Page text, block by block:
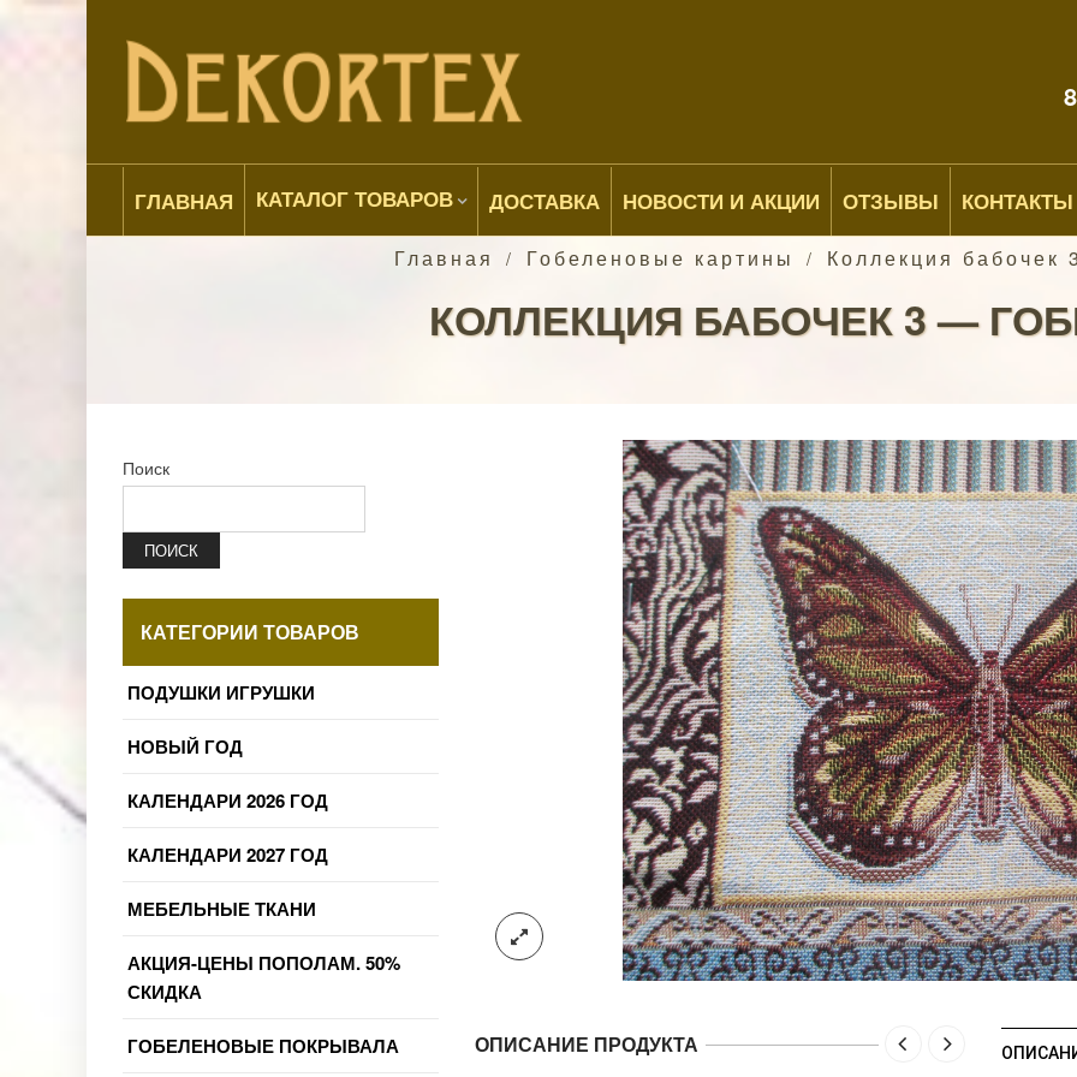
ГЛАВНАЯ КАТАЛОГ ТОВАРОВ ДОСТАВКА НОВОСТИ И АКЦИИ ОТЗЫВЫ КОНТАКТЫ
Главная / Гобеленовые картины / Коллекция бабочек
КОЛЛЕКЦИЯ БАБОЧЕК 3 —
ОПИСАНИЕ ПРОДУКТА
Поиск
ПОИСК
КАТЕГОРИИ ТОВАРОВ
ПОДУШКИ ИГРУШКИ
НОВЫЙ ГОД
КАЛЕНДАРИ 2026 ГОД
КАЛЕНДАРИ 2027 ГОД
МЕБЕЛЬНЫЕ ТКАНИ
АКЦИЯ-ЦЕНЫ ПОПОЛАМ. 50%
СКИДКА
ГОБЕЛЕНОВЫЕ ПОКРЫВАЛА